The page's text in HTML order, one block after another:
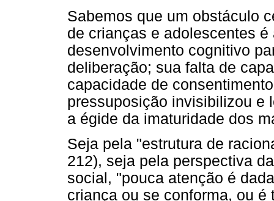
Sabemos que um obstáculo
de crianças e adolescentes
desenvolvimento cognitivo
deliberação; sua falta de
capacidade de
pressuposição invisibilizou e
a égide da imaturidade dos
Seja pela "estrutura de
212), seja pela perspectiva
social, "pouca atenção é
criança ou se conforma, ou